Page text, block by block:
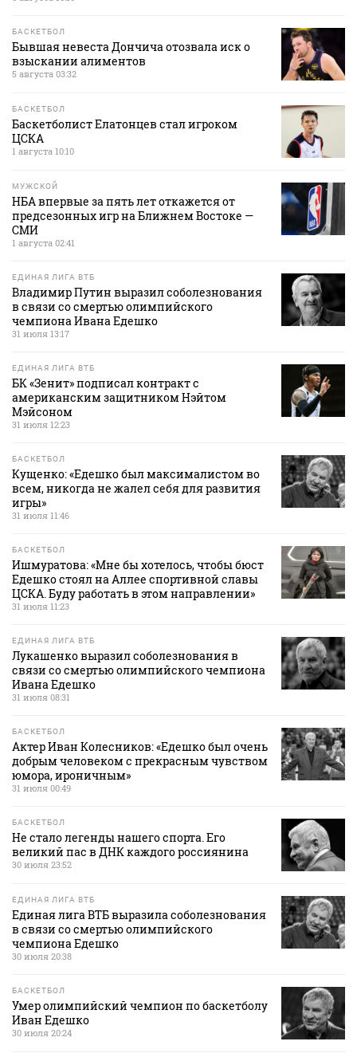
БАСКЕТБОЛ
Бывшая невеста Дончича отозвала иск о
взыскании алиментов
5 августа 03:32
БАСКЕТБОЛ
Баскетболист Елатонцев стал игроком
ЦСКА
1 августа 10:10
МУЖСКОЙ
НБА впервые за пять лет откажется от
предсезонных игр на Ближнем Востоке —
СМИ
1 августа 02:41
ЕДИНАЯ ЛИГА ВТБ
Владимир Путин выразил соболезнования
в связи со смертью олимпийского
чемпиона Ивана Едешко
31 июля 13:17
ЕДИНАЯ ЛИГА ВТБ
БК «Зенит» подписал контракт с
американским защитником Нэйтом
Мэйсоном
31 июля 12:23
БАСКЕТБОЛ
Кущенко: «Едешко был максималистом во
всем, никогда не жалел себя для развития
игры»
31 июля 11:46
БАСКЕТБОЛ
Ишмуратова: «Мне бы хотелось, чтобы бюст
Едешко стоял на Аллее спортивной славы
ЦСКА. Буду работать в этом направлении»
31 июля 11:23
ЕДИНАЯ ЛИГА ВТБ
Лукашенко выразил соболезнования в
связи со смертью олимпийского чемпиона
Ивана Едешко
31 июля 08:31
БАСКЕТБОЛ
Актер Иван Колесников: «Едешко был очень
добрым человеком с прекрасным чувством
юмора, ироничным»
31 июля 00:49
БАСКЕТБОЛ
Не стало легенды нашего спорта. Его
великий пас в ДНК каждого россиянина
30 июля 23:52
ЕДИНАЯ ЛИГА ВТБ
Единая лига ВТБ выразила соболезнования
в связи со смертью олимпийского
чемпиона Едешко
30 июля 20:38
БАСКЕТБОЛ
Умер олимпийский чемпион по баскетболу
Иван Едешко
30 июля 20:24